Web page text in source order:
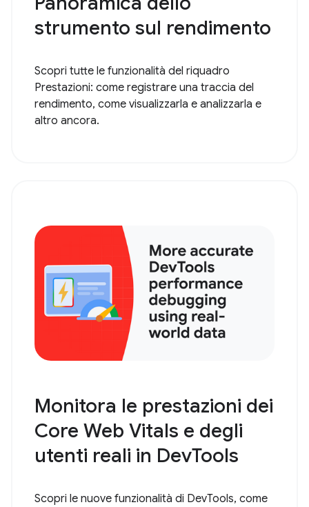
strumento sul rendimento
Scopri tutte le funzionalità del riquadro
Prestazioni: come registrare una traccia del
rendimento, come visualizzarla e analizzarla e
altro ancora.
Monitora le prestazioni dei
Core Web Vitals e degli
utenti reali in DevTools
Scopri le nuove funzionalità di DevTools, come